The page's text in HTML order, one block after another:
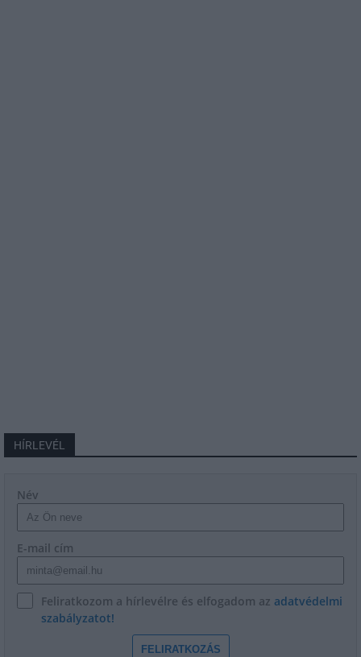
HÍRLEVÉL
Név
E-mail cím
Feliratkozom a hírlevélre és elfogadom az adatvédelmi
szabályzatot!
FELIRATKOZÁS